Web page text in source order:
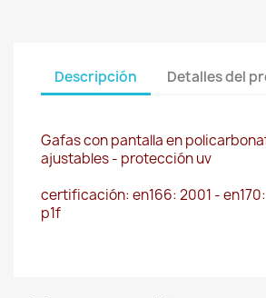
Descripción Detalles del
Gafas con pantalla en
ajustables - protección uv
certificación: en166: 2001 -
p1f